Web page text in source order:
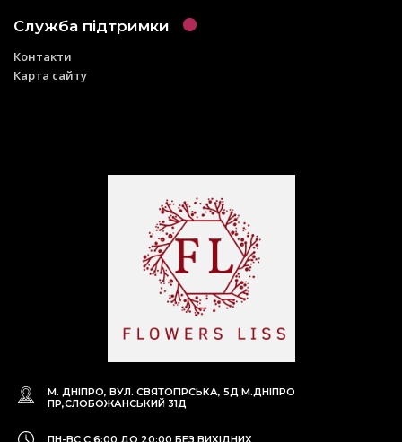
Служба підтримки
Контакти
Карта сайту
М. ДНІПРО, ВУЛ. СВЯТОГІРСЬКА, 5Д М.ДНІПРО
ПР,СЛОБОЖАНСЬКИЙ 31Д
ПН-ВС С 6:00 ДО 20:00 БЕЗ ВИХІДНИХ